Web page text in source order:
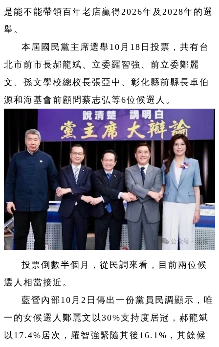
是能不能帶領百年老店贏得2026年及2028年的選
舉。
本屆國民黨主席選舉10月18日投票，共有台
北市前市長郝龍斌、立委羅智強、前立委鄭麗
文、孫文學校總校長張亞中、彰化縣前縣長卓伯
源和海基會前顧問蔡志弘等6位候選人。
投票倒數半個月，從民調來看，目前兩位候
選人相當接近。
藍營內部10月2日傳出一份黨員民調顯示，唯
一的女候選人鄭麗文以30%支持度居冠，郝龍斌
以17.4%居次，羅智強緊隨其後16.1%，其餘候